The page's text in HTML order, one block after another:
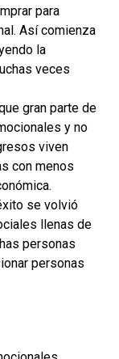
para
Así comienza
la
veces
gran parte de
y no
viven
con menos
se volvió
llenas de
personas
personas